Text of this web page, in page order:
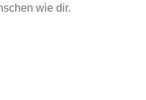
wie dir.